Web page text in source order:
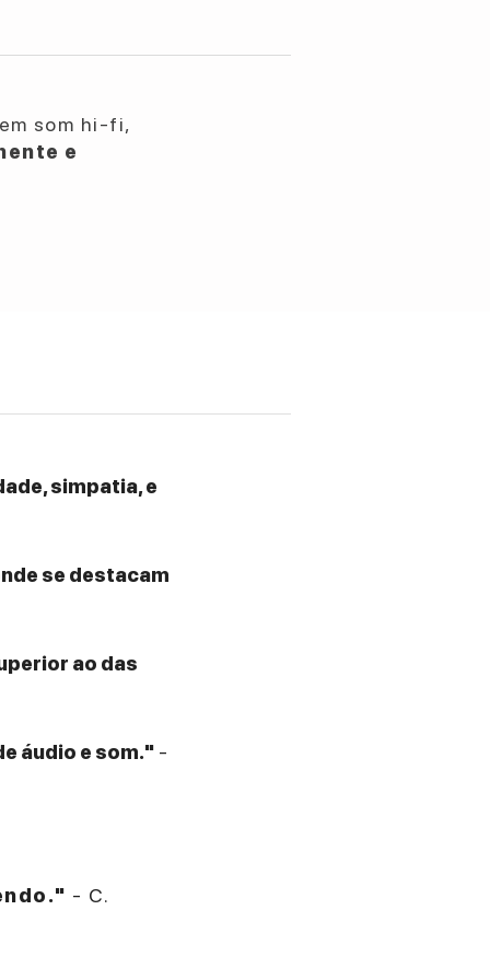
som hi-fi,
e
simpatia, e
se destacam
ao das
áudio e som." -
- C.